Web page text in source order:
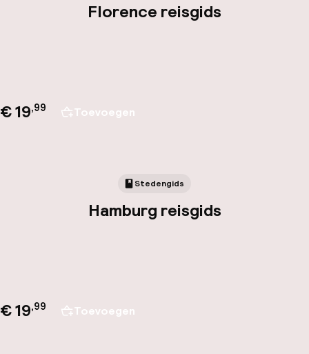
Florence reisgids
€ 19,99 Toevoegen
Stedengids
Hamburg reisgids
€ 19,99 Toevoegen